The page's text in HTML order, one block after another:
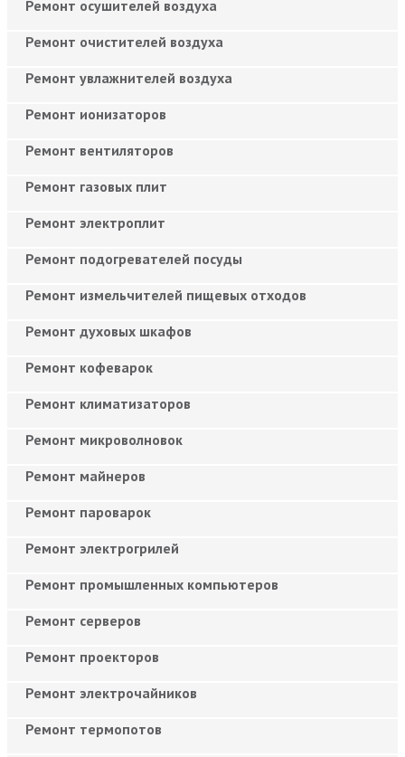
Ремонт осушителей воздуха
Ремонт очистителей воздуха
Ремонт увлажнителей воздуха
Ремонт ионизаторов
Ремонт вентиляторов
Ремонт газовых плит
Ремонт электроплит
Ремонт подогревателей посуды
Ремонт измельчителей пищевых отходов
Ремонт духовых шкафов
Ремонт кофеварок
Ремонт климатизаторов
Ремонт микроволновок
Ремонт майнеров
Ремонт пароварок
Ремонт электрогрилей
Ремонт промышленных компьютеров
Ремонт серверов
Ремонт проекторов
Ремонт электрочайников
Ремонт термопотов